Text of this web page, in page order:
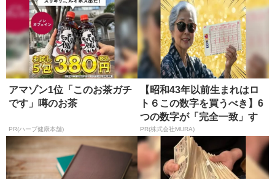
アマゾン1位「このお茶ガチ
です」噂のお茶
PR(ハーブ健康本舗)
【昭和43年以前生まれはロ
ト６この数字を買うべき】6
つの数字が「完全一致」す
る方...
PR(株式会社MURA)